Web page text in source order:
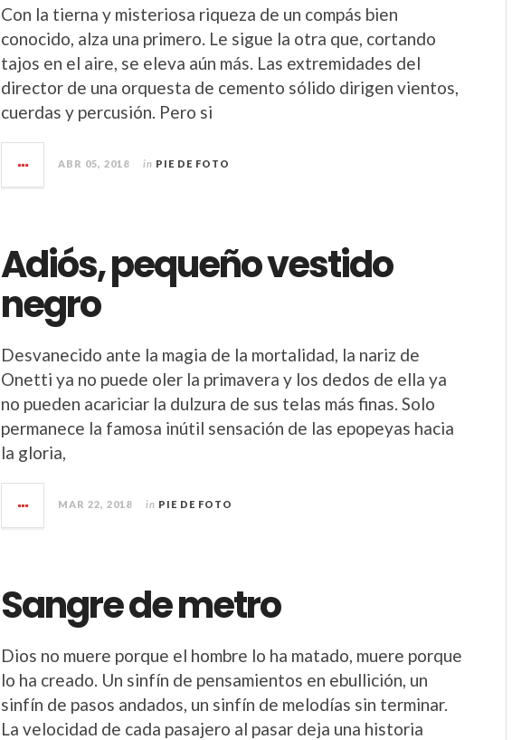
Con la tierna y misteriosa riqueza de un compás bien
conocido, alza una primero. Le sigue la otra que, cortando
tajos en el aire, se eleva aún más. Las extremidades del
director de una orquesta de cemento sólido dirigen vientos,
cuerdas y percusión. Pero si
ABR 05, 2018 in PIE DE FOTO
Adiós, pequeño vestido
negro
Desvanecido ante la magia de la mortalidad, la nariz de
Onetti ya no puede oler la primavera y los dedos de ella ya
no pueden acariciar la dulzura de sus telas más finas. Solo
permanece la famosa inútil sensación de las epopeyas hacia
la gloria,
MAR 22, 2018 in PIE DE FOTO
Sangre de metro
Dios no muere porque el hombre lo ha matado, muere porque
lo ha creado. Un sinfín de pensamientos en ebullición, un
sinfín de pasos andados, un sinfín de melodías sin terminar.
La velocidad de cada pasajero al pasar deja una historia